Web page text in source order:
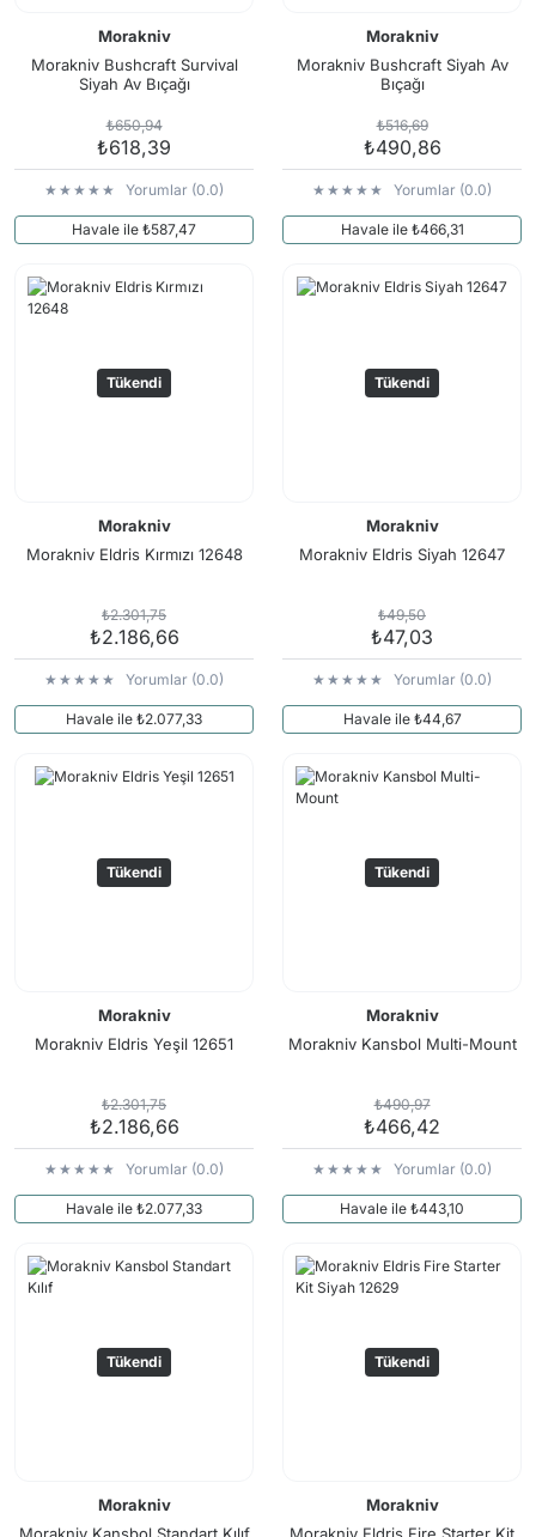
Morakniv
Morakniv Bushcraft Survival
Siyah Av Bıçağı
₺650,94
₺618,39
Yorumlar (0.0)
Havale ile ₺587,47
Morakniv
Morakniv Bushcraft Siyah Av
Bıçağı
₺516,69
₺490,86
Yorumlar (0.0)
Havale ile ₺466,31
Tükendi
Morakniv
Morakniv Eldris Kırmızı 12648
₺2.301,75
₺2.186,66
Yorumlar (0.0)
Havale ile ₺2.077,33
Tükendi
Morakniv
Morakniv Eldris Siyah 12647
₺49,50
₺47,03
Yorumlar (0.0)
Havale ile ₺44,67
Tükendi
Morakniv
Morakniv Eldris Yeşil 12651
₺2.301,75
₺2.186,66
Yorumlar (0.0)
Havale ile ₺2.077,33
Tükendi
Morakniv
Morakniv Kansbol Multi-Mount
₺490,97
₺466,42
Yorumlar (0.0)
Havale ile ₺443,10
Tükendi
Morakniv
Tükendi
Morakniv